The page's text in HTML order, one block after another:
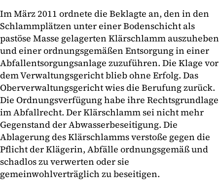
Im März 2011 ordnete die Beklagte an, den in den
Schlammplätzen unter einer Bodenschicht als
pastöse Masse gelagerten Klärschlamm auszuheben
und einer ordnungsgemäßen Entsorgung in einer
Abfallentsorgungsanlage zuzuführen. Die Klage vor
dem Verwaltungsgericht blieb ohne Erfolg. Das
Oberverwaltungsgericht wies die Berufung zurück.
Die Ordnungsverfügung habe ihre Rechtsgrundlage
im Abfallrecht. Der Klärschlamm sei nicht mehr
Gegenstand der Abwasserbeseitigung. Die
Ablagerung des Klärschlamms verstoße gegen die
Pflicht der Klägerin, Abfälle ordnungsgemäß und
schadlos zu verwerten oder sie
gemeinwohlverträglich zu beseitigen.